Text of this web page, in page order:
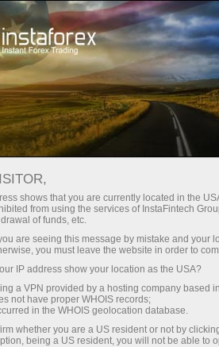
Para Operadores Noticias
LA
CONSUMIDOR
MEDIDA POR
REUTERS/
RETROCEDE
MAYO
shows that you are currently located in the
from using the services of InstaFintech
of funds, etc.
are seeing this message by mistake and your
you must leave the website in order to
IP address show your location as the USA?
a VPN provided by a hosting company based
not have proper WHOIS records;
in the WHOIS geolocation database.
whether you are a US resident or not by
being a US resident, you will not be able to